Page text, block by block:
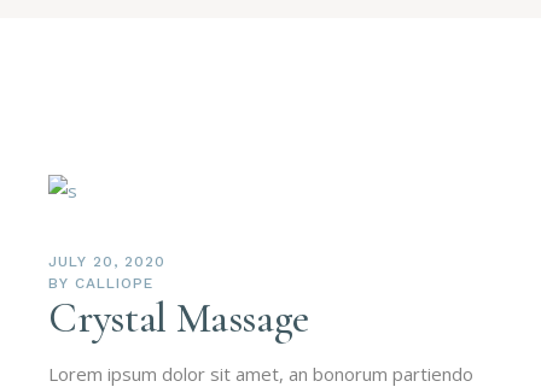
JULY 20, 2020
BY CALLIOPE
Crystal Massage
Lorem ipsum dolor sit amet, an bonorum partiendo